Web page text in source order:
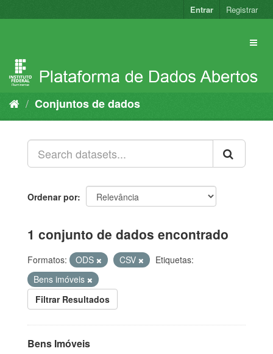
para
Entrar Registrar
Conjuntos de dados
Ordenar por
1 conjunto de dados encontrado
Formatos: ODS CSV
Etiquetas:
Bens imóveis
Filtrar Resultados
Bens Imóveis